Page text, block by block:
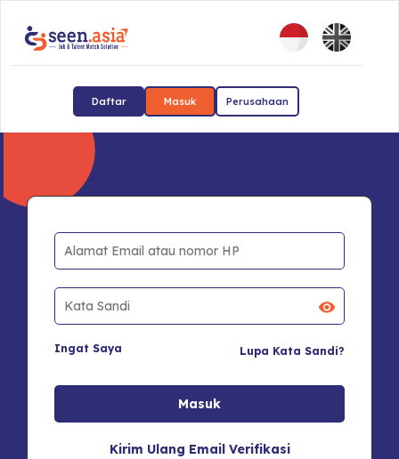
Daftar Masuk Perusahaan
Ingat Saya Lupa Kata Sandi?
Kirim Ulang Email Verifikasi